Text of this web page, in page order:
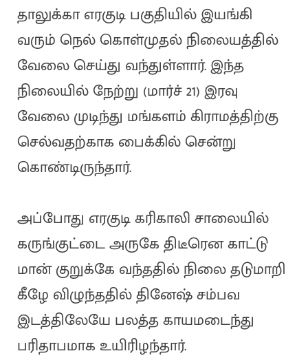
தாலுக்கா எரகுடி பகுதியில் இயங்கி
வரும் நெல் கொள்முதல் நிலையத்தில்
வேலை செய்து வந்துள்ளார். இந்த
நிலையில் நேற்று (மார்ச் 21) இரவு
வேலை முடிந்து மங்களம் கிராமத்திற்கு
செல்வதற்காக பைக்கில் சென்று
கொண்டிருந்தார்.
அப்போது எரகுடி கரிகாலி சாலையில்
கருங்குட்டை அருகே திடீரென காட்டு
மான் குறுக்கே வந்ததில் நிலை தடுமாறி
கீழே விழுந்ததில் தினேஷ் சம்பவ
இடத்திலேயே பலத்த காயமடைந்து
பரிதாபமாக உயிரிழந்தார்.